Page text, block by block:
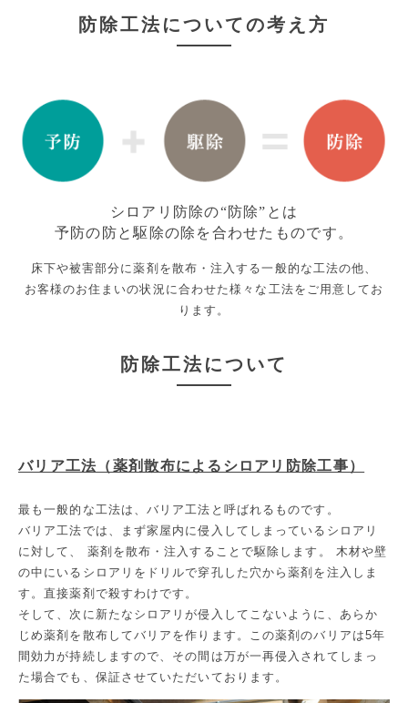
防除工法についての考え方
シロアリ防除の“防除”とは
予防の防と駆除の除を合わせたものです。
床下や被害部分に薬剤を散布・注入する一般的な工法の他、
お客様のお住まいの状況に合わせた様々な工法をご用意してお
ります。
防除工法について
バリア工法（薬剤散布によるシロアリ防除工事）
最も一般的な工法は、バリア工法と呼ばれるものです。
バリア工法では、まず家屋内に侵入してしまっているシロアリ
に対して、 薬剤を散布・注入することで駆除します。 木材や壁
の中にいるシロアリをドリルで穿孔した穴から薬剤を注入しま
す。直接薬剤で殺すわけです。
そして、次に新たなシロアリが侵入してこないように、あらか
じめ薬剤を散布してバリアを作ります。この薬剤のバリアは5年
間効力が持続しますので、その間は万が一再侵入されてしまっ
た場合でも、保証させていただいております。